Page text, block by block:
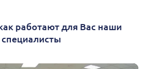
работают для Вас наши
специалисты